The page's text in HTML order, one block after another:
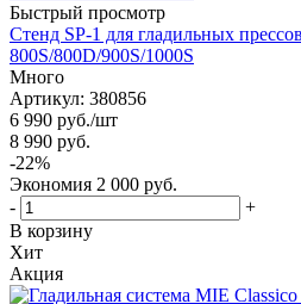
Быстрый просмотр
Стенд SP-1 для гладильных
800S/800D/900S/1000S
Много
Артикул: 380856
6 990 руб./шт
8 990 руб.
-22%
Экономия 2 000 руб.
-
+
В корзину
Хит
Акция